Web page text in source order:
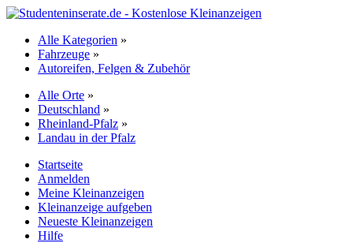
Alle Kategorien »
Fahrzeuge »
Autoreifen, Felgen & Zubehör
Alle Orte »
Deutschland »
Rheinland-Pfalz »
Landau in der Pfalz
Startseite
Anmelden
Meine Kleinanzeigen
Kleinanzeige aufgeben
Neueste Kleinanzeigen
Hilfe